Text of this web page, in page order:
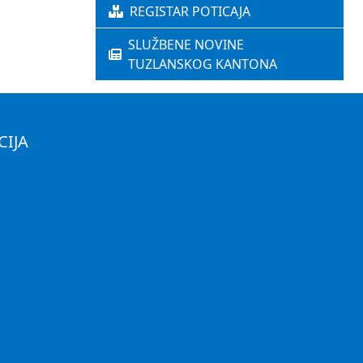
REGISTAR POTICAJA
SLUŽBENE NOVINE
TUZLANSKOG KANTONA